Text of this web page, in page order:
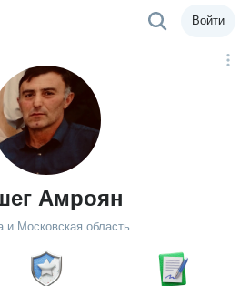
Войти
Амроян
и Московская область